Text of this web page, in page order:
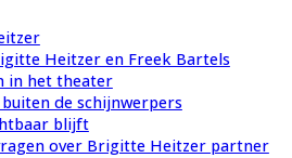
Heitzer en Freek Bartels
in het theater
buiten de schijnwerpers
blijft
over Brigitte Heitzer partner